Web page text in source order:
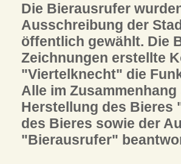
Die Bierausrufer
Ausschreibung der
öffentlich gewählt. Die
Zeichnungen erstellte
"Viertelknecht" die
Alle im
Herstellung des Bieres
des Bieres sowie der
"Bierausrufer"